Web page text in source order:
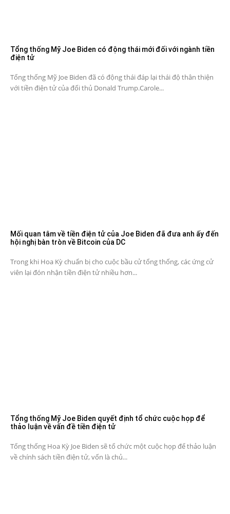
Tổng thống Mỹ Joe Biden có động thái mới đối với ngành tiền
điện tử
Tổng thống Mỹ Joe Biden đã có động thái đáp lại thái độ thân thiện
với tiền điện tử của đối thủ Donald Trump.Carole...
Mối quan tâm về tiền điện tử của Joe Biden đã đưa anh ấy đến
hội nghị bàn tròn về Bitcoin của DC
Trong khi Hoa Kỳ chuẩn bị cho cuộc bầu cử tổng thống, các ứng cử
viên lại đón nhận tiền điện tử nhiều hơn...
Tổng thống Mỹ Joe Biden quyết định tổ chức cuộc họp để
thảo luận về vấn đề tiền điện tử
Tổng thống Hoa Kỳ Joe Biden sẽ tổ chức một cuộc họp để thảo luận
về chính sách tiền điện tử, vốn là chủ...